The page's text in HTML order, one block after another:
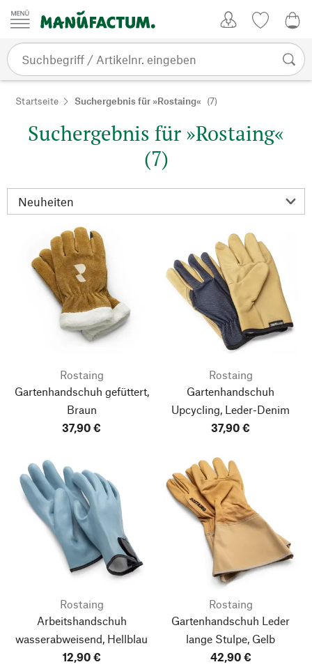
Zum Inhalt springen
Startseite Suchergebnis für »Rostaing« (7)
Suchergebnis für »Rostaing«
(7)
Rostaing
Gartenhandschuh gefüttert,
Braun
37,90 €
Rostaing
Gartenhandschuh
Upcycling, Leder-Denim
37,90 €
Rostaing
Arbeitshandschuh
wasserabweisend, Hellblau
12,90 €
Rostaing
Gartenhandschuh Leder
lange Stulpe, Gelb
42,90 €